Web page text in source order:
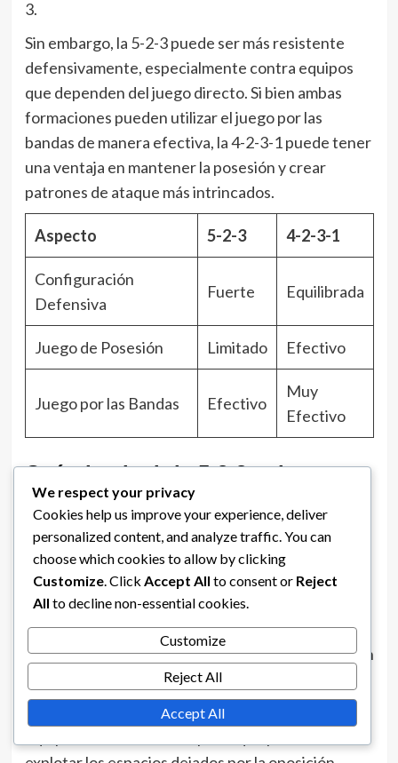
3.
Sin embargo, la 5-2-3 puede ser más resistente
defensivamente, especialmente contra equipos
que dependen del juego directo. Si bien ambas
formaciones pueden utilizar el juego por las
bandas de manera efectiva, la 4-2-3-1 puede tener
una ventaja en mantener la posesión y crear
patrones de ataque más intrincados.
Aspecto 5-2-3 4-2-3-1
Configuración
Defensiva
Fuerte Equilibrada
Juego de Posesión Limitado Efectivo
Juego por las Bandas Efectivo
Muy
Efectivo
Cuándo elegir la 5-2-3 sobre otras
formaciones
La formación 5-2-3 es ideal cuando se enfrenta a
equipos que destacan en el control del centro del
campo o cuando es necesaria una sólida base
defensiva. Es particularmente útil en partidos
donde un equipo espera absorber presión y
capitalizar en contraataques, lo que la convierte en
una buena opción contra oponentes más fuertes.
Esta formación también es ventajosa cuando un
We respect your privacy
Cookies help us improve your experience, deliver
personalized content, and analyze traffic. You can
choose which cookies to allow by clicking
Customize . Click Accept All to consent or Reject
All to decline non-essential cookies.
Customize
Reject All
Accept All